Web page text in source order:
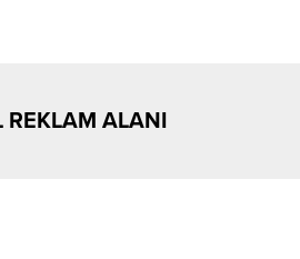
REKLAM ALANI